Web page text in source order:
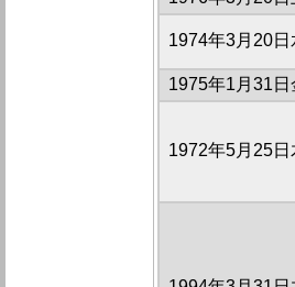
1974年3月20日
1975年1月31日
1972年5月25日